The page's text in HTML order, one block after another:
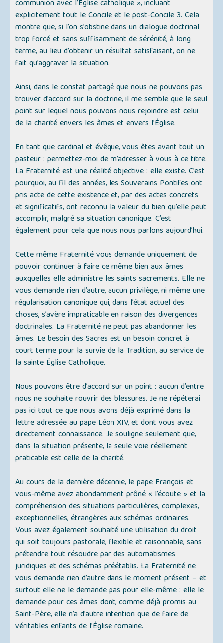
communion avec l’Église catholique », incluant
explicitement tout le Concile et le post-Concile 3. Cela
montre que, si l’on s’obstine dans un dialogue doctrinal
trop forcé et sans suffisamment de sérénité, à long
terme, au lieu d’obtenir un résultat satisfaisant, on ne
fait qu’aggraver la situation.
Ainsi, dans le constat partagé que nous ne pouvons pas
trouver d’accord sur la doctrine, il me semble que le seul
point sur lequel nous pouvons nous rejoindre est celui
de la charité envers les âmes et envers l’Église.
En tant que cardinal et évêque, vous êtes avant tout un
pasteur : permettez-moi de m’adresser à vous à ce titre.
La Fraternité est une réalité objective : elle existe. C’est
pourquoi, au fil des années, les Souverains Pontifes ont
pris acte de cette existence et, par des actes concrets
et significatifs, ont reconnu la valeur du bien qu’elle peut
accomplir, malgré sa situation canonique. C’est
également pour cela que nous nous parlons aujourd’hui.
Cette même Fraternité vous demande uniquement de
pouvoir continuer à faire ce même bien aux âmes
auxquelles elle administre les saints sacrements. Elle ne
vous demande rien d’autre, aucun privilège, ni même une
régularisation canonique qui, dans l’état actuel des
choses, s’avère impraticable en raison des divergences
doctrinales. La Fraternité ne peut pas abandonner les
âmes. Le besoin des Sacres est un besoin concret à
court terme pour la survie de la Tradition, au service de
la sainte Église Catholique.
Nous pouvons être d’accord sur un point : aucun d’entre
nous ne souhaite rouvrir des blessures. Je ne répéterai
pas ici tout ce que nous avons déjà exprimé dans la
lettre adressée au pape Léon XIV, et dont vous avez
directement connaissance. Je souligne seulement que,
dans la situation présente, la seule voie réellement
praticable est celle de la charité.
Au cours de la dernière décennie, le pape François et
vous-même avez abondamment prôné « l’écoute » et la
compréhension des situations particulières, complexes,
exceptionnelles, étrangères aux schémas ordinaires.
Vous avez également souhaité une utilisation du droit
qui soit toujours pastorale, flexible et raisonnable, sans
prétendre tout résoudre par des automatismes
juridiques et des schémas préétablis. La Fraternité ne
vous demande rien d’autre dans le moment présent – et
surtout elle ne le demande pas pour elle-même : elle le
demande pour ces âmes dont, comme déjà promis au
Saint-Père, elle n’a d’autre intention que de faire de
véritables enfants de l’Église romaine.